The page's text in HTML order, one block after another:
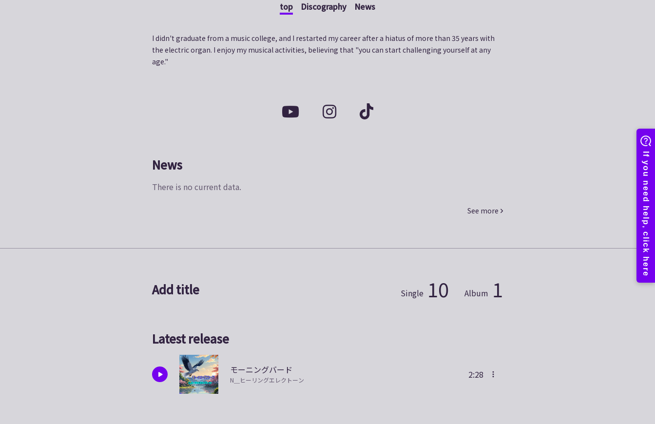
top Discography News
I didn't graduate from a music college, and I restarted my career after a hiatus of more than 35 years with
the electric organ. I enjoy my musical activities, believing that "you can start challenging yourself at any
age."
News
There is no current data.
See more
Add title Single 10 Album 1
Latest release
モーニングバード
N＿ヒーリングエレクトーン
2:28